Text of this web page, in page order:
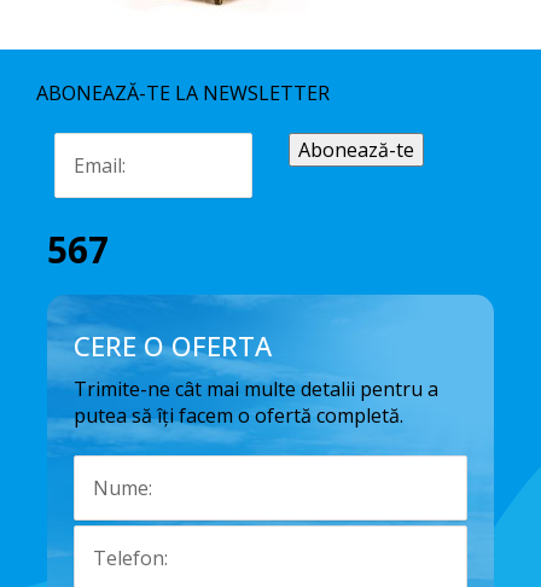
ABONEAZĂ-TE LA NEWSLETTER
567
CERE O OFERTA
Trimite-ne cât mai multe detalii pentru a
putea să îți facem o ofertă completă.